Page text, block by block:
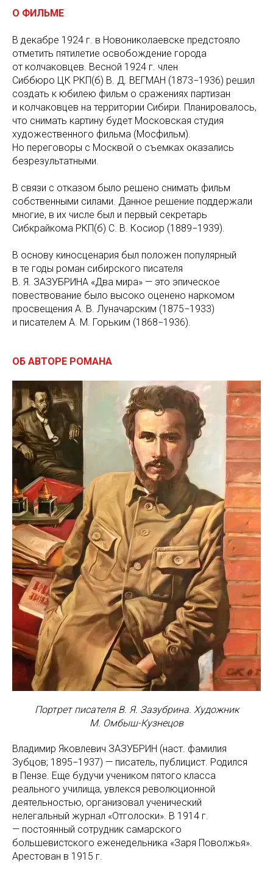
О ФИЛЬМЕ
В декабре 1924 г. в Новониколаевске предстояло
отметить пятилетие освобождение города
от колчаковцев. Весной 1924 г. член
Сиббюро ЦК РКП(б) В. Д. ВЕГМАН (1873−1936) решил
создать к юбилею фильм о сражениях партизан
и колчаковцев на территории Сибири. Планировалось,
что снимать картину будет Московская студия
художественного фильма (Мосфильм).
Но переговоры с Москвой о съемках оказались
безрезультатными.
В связи с отказом было решено снимать фильм
собственными силами. Данное решение поддержали
многие, в их числе был и первый секретарь
Сибкрайкома РКП(б) С. В. Косиор (1889−1939).
В основу киносценария был положен популярный
в те годы роман сибирского писателя
В. Я. ЗАЗУБРИНА «Два мира» — это эпическое
повествование было высоко оценено наркомом
просвещения А. В. Луначарским (1875−1933)
и писателем А. М. Горьким (1868−1936).
ОБ АВТОРЕ РОМАНА
Портрет писателя В. Я. Зазубрина. Художник
М. Омбыш-Кузнецов
Владимир Яковлевич ЗАЗУБРИН (наст. фамилия
Зубцов; 1895−1937) — писатель, публицист. Родился
в Пензе. Еще будучи учеником пятого класса
реального училища, увлекся революционной
деятельностью, организовал ученический
нелегальный журнал «Отголоски». В 1914 г.
— постоянный сотрудник самарского
большевистского еженедельника «Заря Поволжья».
Арестован в 1915 г.